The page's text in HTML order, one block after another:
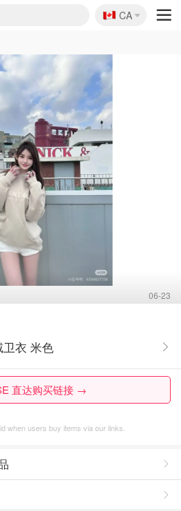
🇨🇦
CA
06-23
卫衣 米色
直达购买链接 →
when users buy items via our links.